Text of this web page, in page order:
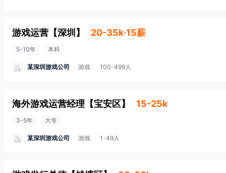
游戏运营 【深圳 】 20-35k·15薪
5-10年 本科
某深圳游戏公司 游戏 100-499人
海外游戏运营经理 【宝安区】 15-25k
3-5年 大专
某深圳游戏公司 游戏 1-49人